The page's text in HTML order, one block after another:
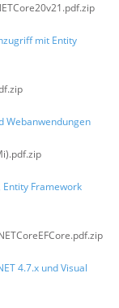
mit Entity
Webanwendungen
Entity Framework
4.7.x und Visual